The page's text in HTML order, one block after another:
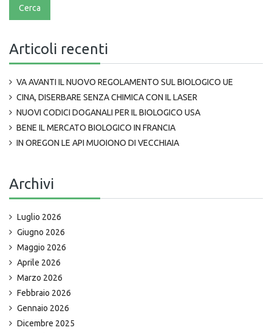
Articoli recenti
VA AVANTI IL NUOVO REGOLAMENTO SUL BIOLOGICO UE
CINA, DISERBARE SENZA CHIMICA CON IL LASER
NUOVI CODICI DOGANALI PER IL BIOLOGICO USA
BENE IL MERCATO BIOLOGICO IN FRANCIA
IN OREGON LE API MUOIONO DI VECCHIAIA
Archivi
Luglio 2026
Giugno 2026
Maggio 2026
Aprile 2026
Marzo 2026
Febbraio 2026
Gennaio 2026
Dicembre 2025